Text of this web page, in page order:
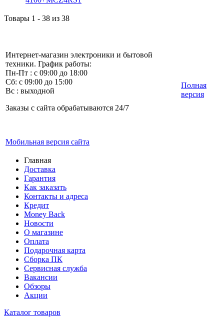
Товары 1 - 38 из 38
Интернет-магазин электроники и бытовой
техники. График работы:
Пн-Пт : с 09:00 до 18:00
Сб: с 09:00 до 15:00
Вс : выходной
Заказы с сайта обрабатываются 24/7
Мобильная версия сайта
Полная
версия
Главная
Доставка
Гарантия
Как заказать
Контакты и адреса
Кредит
Money Back
Новости
О магазине
Оплата
Подарочная карта
Сборка ПК
Сервисная служба
Вакансии
Обзоры
Акции
Каталог товаров